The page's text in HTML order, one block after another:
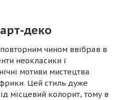
деко
чином ввібрав в
неокласики і
мотиви мистецтва
Цей стиль дуже
місцевий колорит, тому в